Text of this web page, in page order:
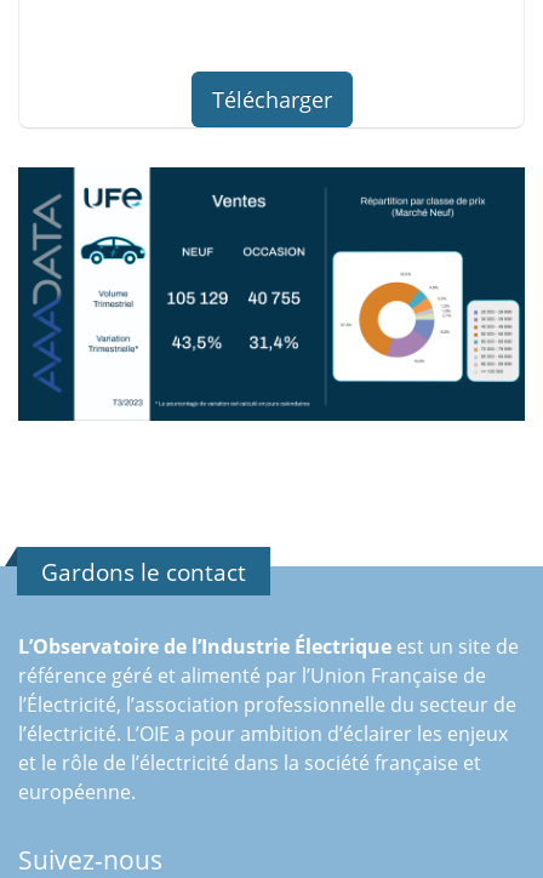
Télécharger
Gardons le contact
L’Observatoire de l’Industrie Électrique est un site de
référence géré et alimenté par l’Union Française de
l’Électricité, l’association professionnelle du secteur de
l’électricité. L’OIE a pour ambition d’éclairer les enjeux
et le rôle de l’électricité dans la société française et
européenne.
Suivez-nous